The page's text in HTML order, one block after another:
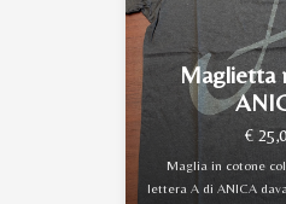
Maglietta
€
Maglia in cotone
lettera A di ANICA